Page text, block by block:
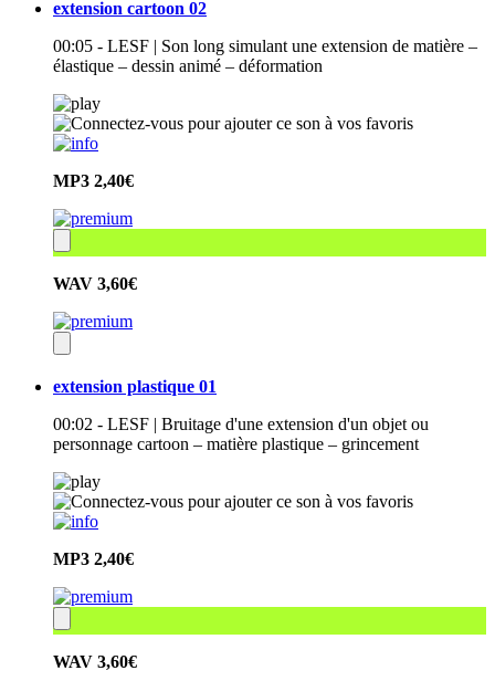
extension cartoon 02
00:05 - LESF | Son long simulant une extension de matière –
élastique – dessin animé – déformation
MP3 2,40€
WAV 3,60€
extension plastique 01
00:02 - LESF | Bruitage d'une extension d'un objet ou
personnage cartoon – matière plastique – grincement
MP3 2,40€
WAV 3,60€